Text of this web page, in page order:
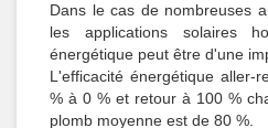
Dans le cas de nombreuses
les applications solaires
énergétique peut être d'une
L'efficacité énergétique aller-
% à 0 % et retour à 100 %
plomb moyenne est de 80 %.